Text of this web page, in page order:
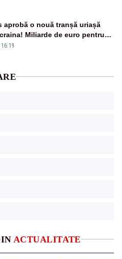
ACTUALITATE
aprobă o nouă tranșă uriașă
Miliarde de euro pentru
și apărare